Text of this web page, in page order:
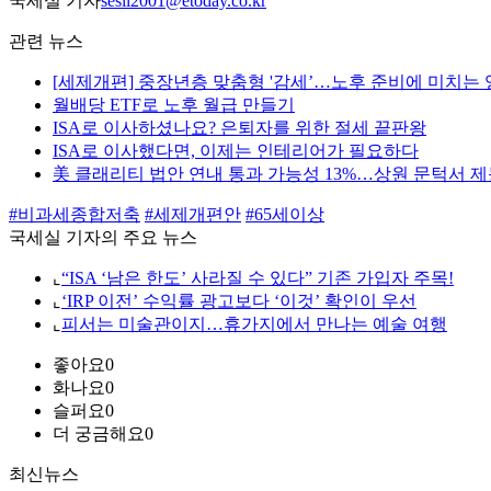
관련 뉴스
[세제개편] 중장년층 맞춤형 '감세’…노후 준비에 미치는
월배당 ETF로 노후 월급 만들기
ISA로 이사하셨나요? 은퇴자를 위한 절세 끝판왕
ISA로 이사했다면, 이제는 인테리어가 필요하다
美 클래리티 법안 연내 통과 가능성 13%…상원 문턱서 제
#비과세종합저축 #세제개편안 #65세이상
국세실 기자의 주요 뉴스
⌞ “ISA ‘남은 한도’ 사라질 수 있다” 기존 가입자 주목!
⌞ ‘IRP 이전’ 수익률 광고보다 ‘이것’ 확인이 우선
⌞ 피서는 미술관이지…휴가지에서 만나는 예술 여행
좋아요0
화나요0
슬퍼요0
더 궁금해요0
최신뉴스